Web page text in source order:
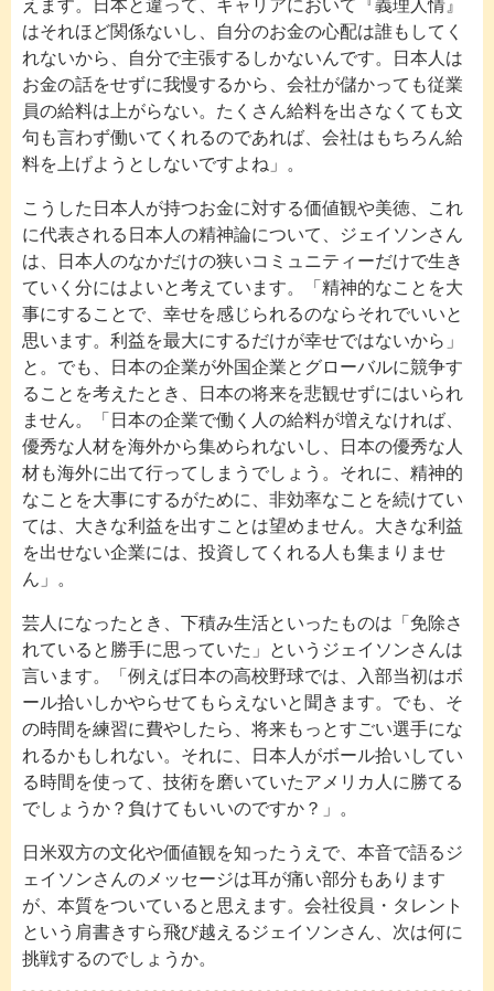
えます。日本と違って、キャリアにおいて『義理人情』
はそれほど関係ないし、自分のお金の心配は誰もしてく
れないから、自分で主張するしかないんです。日本人は
お金の話をせずに我慢するから、会社が儲かっても従業
員の給料は上がらない。たくさん給料を出さなくても文
句も言わず働いてくれるのであれば、会社はもちろん給
料を上げようとしないですよね」。
こうした日本人が持つお金に対する価値観や美徳、これ
に代表される日本人の精神論について、ジェイソンさん
は、日本人のなかだけの狭いコミュニティーだけで生き
ていく分にはよいと考えています。「精神的なことを大
事にすることで、幸せを感じられるのならそれでいいと
思います。利益を最大にするだけが幸せではないから」
と。でも、日本の企業が外国企業とグローバルに競争す
ることを考えたとき、日本の将来を悲観せずにはいられ
ません。「日本の企業で働く人の給料が増えなければ、
優秀な人材を海外から集められないし、日本の優秀な人
材も海外に出て行ってしまうでしょう。それに、精神的
なことを大事にするがために、非効率なことを続けてい
ては、大きな利益を出すことは望めません。大きな利益
を出せない企業には、投資してくれる人も集まりませ
ん」。
芸人になったとき、下積み生活といったものは「免除さ
れていると勝手に思っていた」というジェイソンさんは
言います。「例えば日本の高校野球では、入部当初はボ
ール拾いしかやらせてもらえないと聞きます。でも、そ
の時間を練習に費やしたら、将来もっとすごい選手にな
れるかもしれない。それに、日本人がボール拾いしてい
る時間を使って、技術を磨いていたアメリカ人に勝てる
でしょうか？負けてもいいのですか？」。
日米双方の文化や価値観を知ったうえで、本音で語るジ
ェイソンさんのメッセージは耳が痛い部分もあります
が、本質をついていると思えます。会社役員・タレント
という肩書きすら飛び越えるジェイソンさん、次は何に
挑戦するのでしょうか。